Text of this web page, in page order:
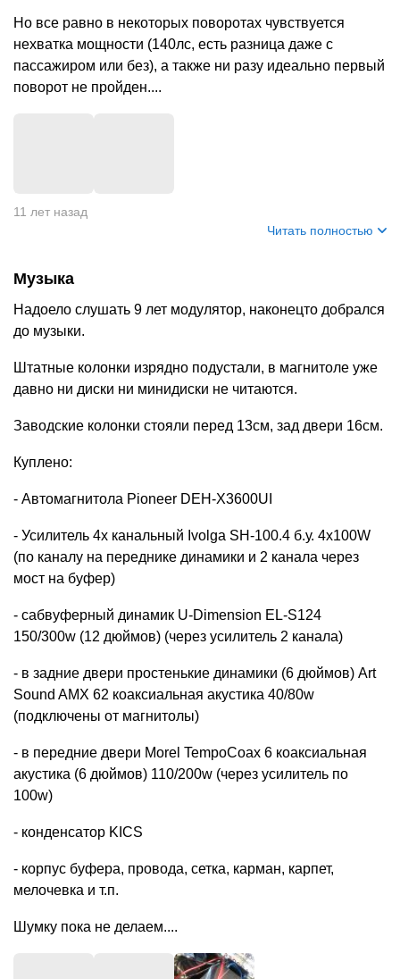
Но все равно в некоторых поворотах чувствуется
нехватка мощности (140лс, есть разница даже с
пассажиром или без), а также ни разу идеально первый
поворот не пройден....
11 лет назад
Читать полностью
Музыка
Надоело слушать 9 лет модулятор, наконецто добрался
до музыки.
Штатные колонки изрядно подустали, в магнитоле уже
давно ни диски ни минидиски не читаются.
Заводские колонки стояли перед 13см, зад двери 16см.
Куплено:
- Автомагнитола Pioneer DEH-X3600UI
- Усилитель 4х канальный Ivolga SH-100.4 б.у. 4х100W
(по каналу на переднике динамики и 2 канала через
мост на буфер)
- сабвуферный динамик U-Dimension EL-S124
150/300w (12 дюймов) (через усилитель 2 канала)
- в задние двери простенькие динамики (6 дюймов) Art
Sound AMX 62 коаксиальная акустика 40/80w
(подключены от магнитолы)
- в передние двери Morel TempoCoax 6 коаксиальная
акустика (6 дюймов) 110/200w (через усилитель по
100w)
- конденсатор KICS
- корпус буфера, провода, сетка, карман, карпет,
мелочевка и т.п.
Шумку пока не делаем....